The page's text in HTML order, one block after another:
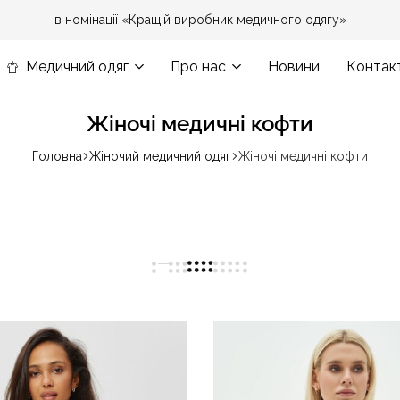
в номінації «Кращій виробник медичного одягу»
Медичний одяг Про нас Новини
Жіночі медичні кофти
Головна Жіночий медичний одяг Жіночі медичні кофти